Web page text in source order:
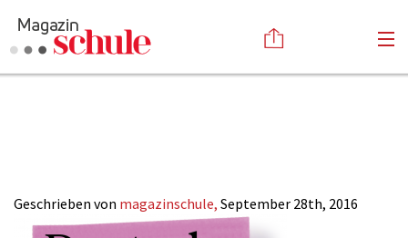
Mediadaten
Kontakt
Anmelden
Geschrieben von magazinschule, September 28th, 2016